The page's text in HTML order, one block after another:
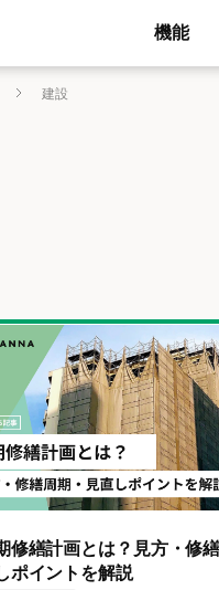
機能
建設
修繕計画とは？見方・修
ポイントを解説